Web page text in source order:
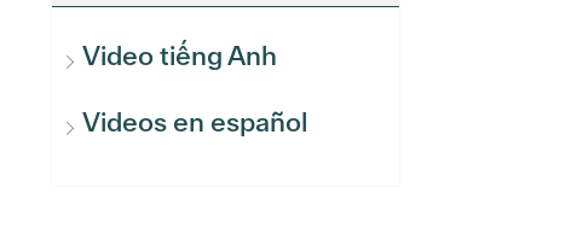
Video tiếng Anh
Videos en español